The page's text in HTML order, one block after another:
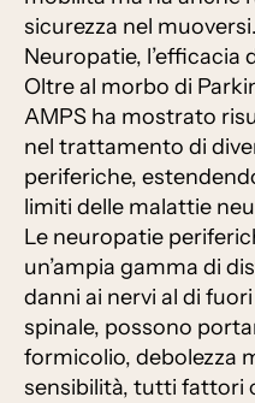
sicurezza nel muoversi.
Neuropatie, l’efficacia
Oltre al morbo di
AMPS ha mostrato
nel trattamento di
periferiche,
limiti delle malattie
Le neuropatie
un’ampia gamma di
danni ai nervi al di
spinale, possono
formicolio, debolezza
sensibilità, tutti fattori